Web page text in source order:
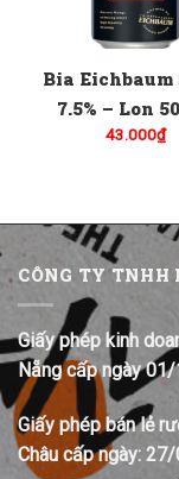
Bia Eichbaum
7.5% – Lon
43.000₫
CÔNG TY TNHH
Giấy phép kinh
Nẵng cấp ngày
Giấy phép bán lẻ
Châu cấp ngày: